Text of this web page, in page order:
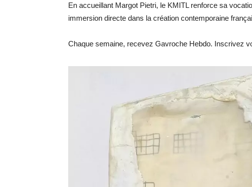
En accueillant Margot Pietri, le KMITL renforce sa
immersion directe dans la création contemporaine
Chaque semaine, recevez Gavroche Hebdo. Inscrivez